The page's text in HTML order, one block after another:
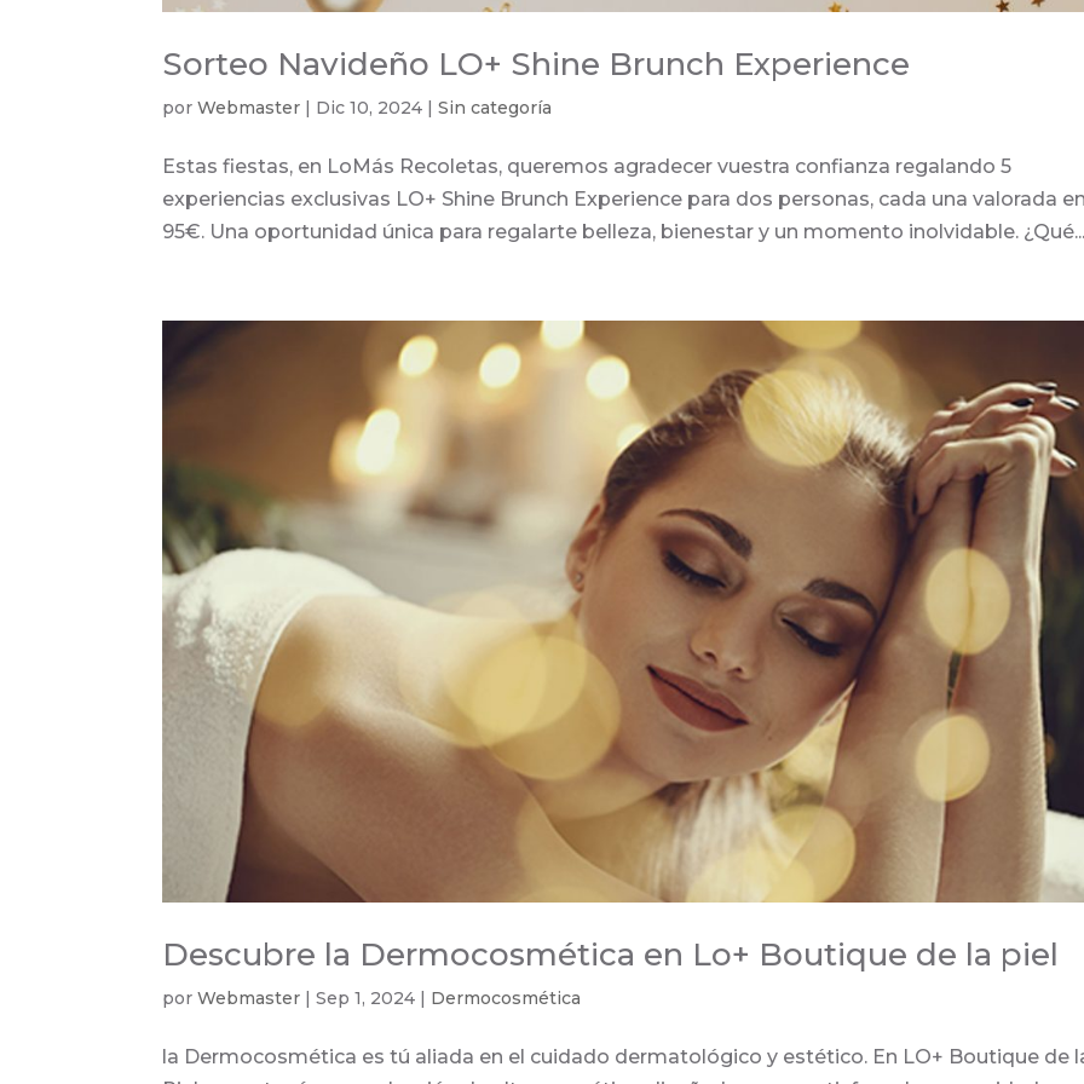
Sorteo Navideño LO+ Shine Brunch Experience
porWebmaster | Dic 10, 2024 |Sin categoría
Estas fiestas, en LoMás Recoletas, queremos agradecer vuestra confianza regalando 5
experiencias exclusivas LO+ Shine Brunch Experience para dos personas, cada una valorada
95€. Una oportunidad única para regalarte belleza, bienestar y un momento inolvidable.
Descubre la Dermocosmética en Lo+ Boutique de la piel
porWebmaster |Sep 1, 2024 | Dermocosmética
la Dermocosmética es tú aliada en el cuidado dermatológico y estético. En LO+ Boutique de